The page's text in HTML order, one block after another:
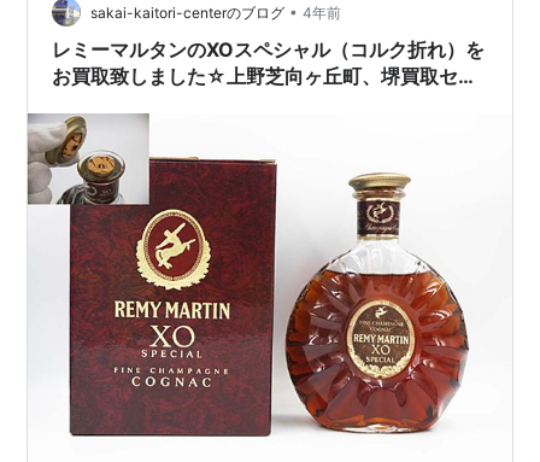
町・鳳中町、 津久野、三国ヶ丘、初芝、羽衣・東羽衣、
上野芝町・上野芝向ヶ丘町・東上野芝…
sakai-kaitori-centerのブログ • 4年前
レミーマルタンのXOスペシャル（コルク折れ）を
お買取致しました☆上野芝向ヶ丘町、堺買取セン